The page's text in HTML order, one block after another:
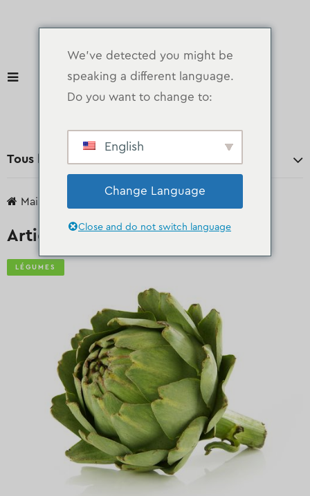
Tous les départements
Maison
Artichaut
LÉGUMES
We've detected you might be
speaking a different language.
Do you want to change to:
English
Change Language
Close and do not switch language